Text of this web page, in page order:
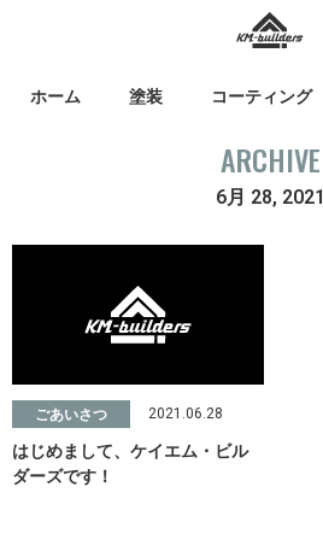
ホーム 塗装 コーティング
ARCHIVE
6月 28, 2021
ごあいさつ 2021.06.28
はじめまして、ケイエム・ビル
ダーズです！